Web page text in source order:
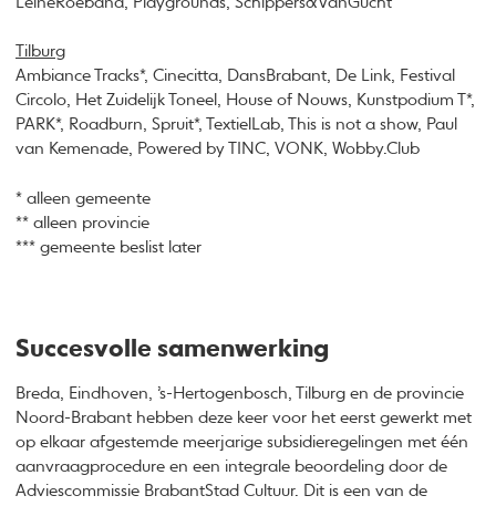
Tilburg
Ambiance Tracks*, Cinecitta, DansBrabant, De Link, Festival
Circolo, Het Zuidelijk Toneel, House of Nouws, Kunstpodium T*,
PARK*, Roadburn, Spruit*, TextielLab, This is not a show, Paul
van Kemenade, Powered by TINC, VONK, Wobby.Club
* alleen gemeente
** alleen provincie
*** gemeente beslist later
Succesvolle samenwerking
Breda, Eindhoven, ’s-Hertogenbosch, Tilburg en de provincie
Noord-Brabant hebben deze keer voor het eerst gewerkt met
op elkaar afgestemde meerjarige subsidieregelingen met één
aanvraagprocedure en een integrale beoordeling door de
Adviescommissie BrabantStad Cultuur. Dit is een van de